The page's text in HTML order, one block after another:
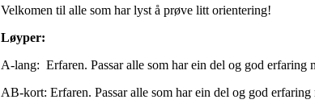
Velkomen til alle som har lyst å prøve litt orientering!
Løyper:
A-lang: Erfaren. Passar alle som har ein del og god erfaring
AB-kort: Erfaren. Passar alle som har ein del og god erfaring